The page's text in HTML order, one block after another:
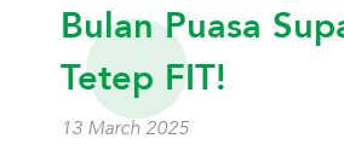
Bulan Puasa
Tetep FIT!
13 March 2025